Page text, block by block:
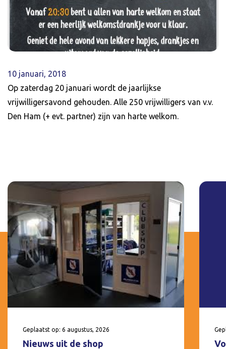
10 januari, 2018
Op zaterdag 20 januari wordt de jaarlijkse
vrijwilligersavond gehouden. Alle 250 vrijwilligers van v.v.
Den Ham (+ evt. partner) zijn van harte welkom.
Geplaatst op: 6 augustus, 2026
Nieuws uit de shop